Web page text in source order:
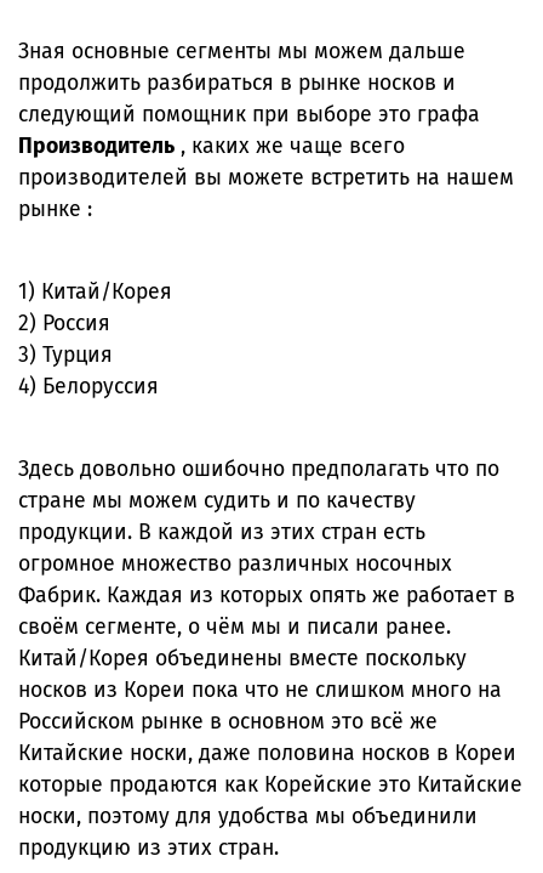
Зная основные сегменты мы можем дальше
продолжить разбираться в рынке носков и
следующий помощник при выборе это графа
Производитель , каких же чаще всего
производителей вы можете встретить на нашем
рынке :
1) Китай/Корея
2) Россия
3) Турция
4) Белоруссия
Здесь довольно ошибочно предполагать что по
стране мы можем судить и по качеству
продукции. В каждой из этих стран есть
огромное множество различных носочных
Фабрик. Каждая из которых опять же работает в
своём сегменте, о чём мы и писали ранее.
Китай/Корея объединены вместе поскольку
носков из Кореи пока что не слишком много на
Российском рынке в основном это всё же
Китайские носки, даже половина носков в Кореи
которые продаются как Корейские это Китайские
носки, поэтому для удобства мы объединили
продукцию из этих стран.